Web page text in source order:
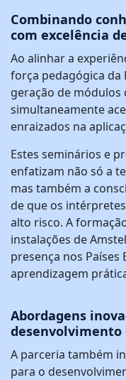
Combinando
com excelência
Ao alinhar a
força pedagógica da
geração de módulos
simultaneamente
enraizados na
Estes seminários e
enfatizam não só a
mas também a
de que os
alto risco. A
instalações de
presença nos
aprendizagem
Abordagens
A parceria também
para o